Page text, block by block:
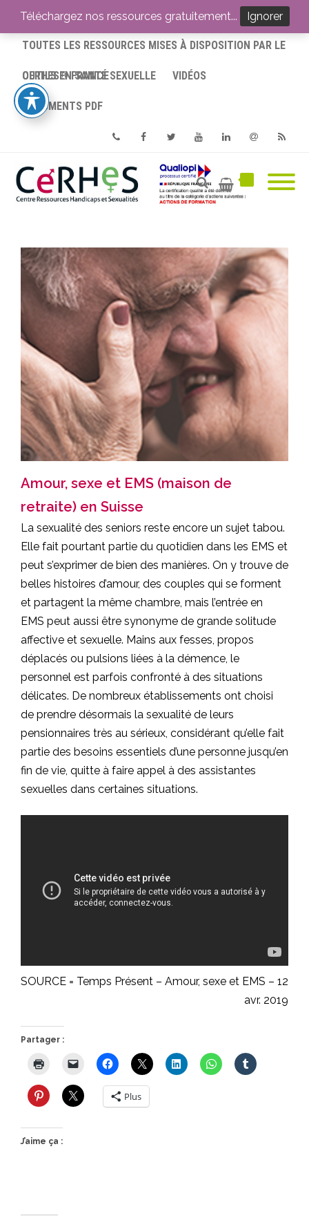
ACCUEIL
TOUTES LES RESSOURCES MISES À DISPOSITION PAR LE
CERHES® FRANCE
OUTILS EN SANTÉ SEXUELLE VIDÉOS
DOCUMENTS PDF
PhoneFacebookTwitterYoutube
Amour, sexe et EMS (maison de
retraite) en Suisse
La sexualité des seniors reste encore un sujet tabou.
Elle fait pourtant partie du quotidien dans les EMS et
peut s’exprimer de bien des manières. On y trouve de
belles histoires d’amour, des couples qui se forment
et partagent la même chambre, mais l’entrée en
EMS peut aussi être synonyme de grande solitude
affective et sexuelle. Mains aux fesses, propos
déplacés ou pulsions liées à la démence, le
personnel est parfois confronté à des situations
délicates. De nombreux établissements ont choisi
de prendre désormais la sexualité de leurs
pensionnaires très au sérieux, considérant qu’elle fait
partie des besoins essentiels d’une personne jusqu’en
fin de vie, quitte à faire appel à des assistantes
sexuelles dans certaines situations.
SOURCE = Temps Présent – Amour, sexe et EMS – 12
avr. 2019
Partager :
Plus
J’aime ça :
Téléchargez nos ressources gratuitement... Ignorer